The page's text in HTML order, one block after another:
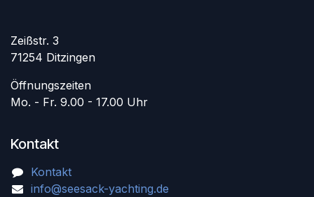
Zeißstr. 3
71254 Ditzingen
Öffnungszeiten
Mo. - Fr. 9.00 - 17.00 Uhr
Kontakt
Kontakt
info@seesack-yachting.de